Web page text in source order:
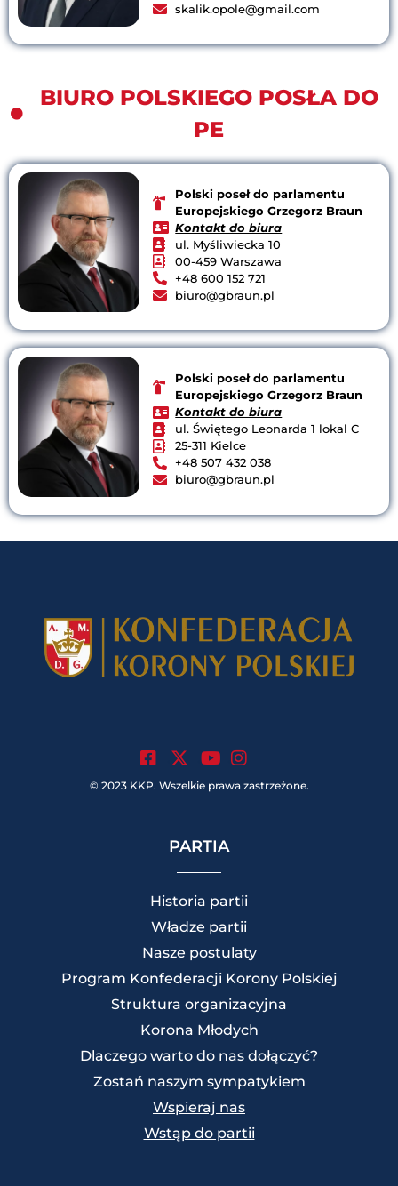
skalik.opole@gmail.com
BIURO POLSKIEGO POSŁA DO
PE
Polski poseł do parlamentu
Europejskiego Grzegorz Braun
Kontakt do biura
ul. Myśliwiecka 10
00-459 Warszawa
+48 600 152 721
biuro@gbraun.pl
Polski poseł do parlamentu
Europejskiego Grzegorz Braun
Kontakt do biura
ul. Świętego Leonarda 1 lokal C
25-311 Kielce
+48 507 432 038
biuro@gbraun.pl
© 2023 KKP. Wszelkie prawa zastrzeżone.
PARTIA
Historia partii
Władze partii
Nasze postulaty
Program Konfederacji Korony Polskiej
Struktura organizacyjna
Korona Młodych
Dlaczego warto do nas dołączyć?
Zostań naszym sympatykiem
Wspieraj nas
Wstąp do partii